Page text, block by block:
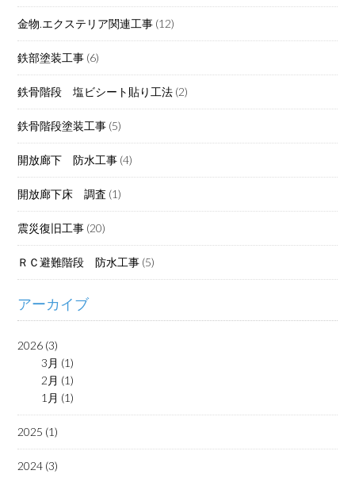
金物.エクステリア関連工事 (12)
鉄部塗装工事 (6)
鉄骨階段 塩ビシート貼り工法 (2)
鉄骨階段塗装工事 (5)
開放廊下 防水工事 (4)
開放廊下床 調査 (1)
震災復旧工事 (20)
ＲＣ避難階段 防水工事 (5)
アーカイブ
2026 (3)
3月 (1)
2月 (1)
1月 (1)
2025 (1)
2024 (3)